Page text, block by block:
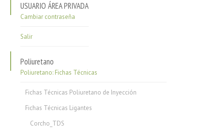
USUARIO ÁREA PRIVADA
Cambiar contraseña
Salir
Poliuretano
Poliuretano: Fichas Técnicas
Fichas Técnicas Poliuretano de Inyección
Fichas Técnicas Ligantes
Corcho_TDS